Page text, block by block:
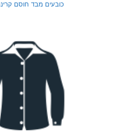
כובעים מבד חוסם קרינת רדיו